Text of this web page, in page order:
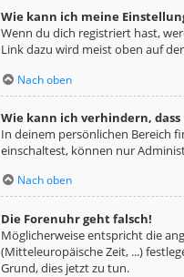
Wie kann ich meine
Wenn du dich registriert hast,
Link dazu wird meist oben auf
Nach oben
Wie kann ich verhindern,
In deinem persönlichen Bereich
einschaltest, können nur
Nach oben
Die Forenuhr geht falsch!
Möglicherweise entspricht die
(Mitteleuropäische Zeit, ...)
Grund, dies jetzt zu tun.